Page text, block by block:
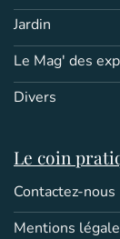
Jardin
Le Mag' des
Divers
Le coin
Contactez-nous
Mentions